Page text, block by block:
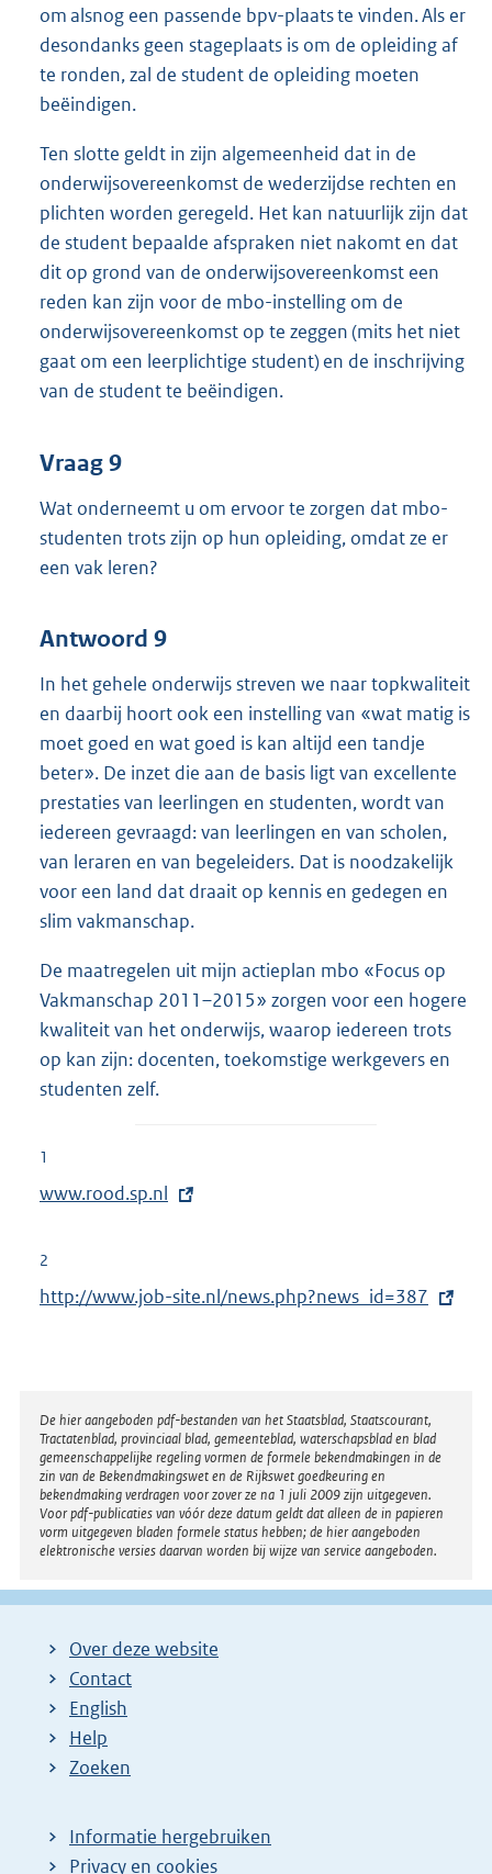
om alsnog een passende bpv-plaats te vinden. Als er
desondanks geen stageplaats is om de opleiding af
te ronden, zal de student de opleiding moeten
beëindigen.
Ten slotte geldt in zijn algemeenheid dat in de
onderwijsovereenkomst de wederzijdse rechten en
plichten worden geregeld. Het kan natuurlijk zijn dat
de student bepaalde afspraken niet nakomt en dat
dit op grond van de onderwijsovereenkomst een
reden kan zijn voor de mbo-instelling om de
onderwijsovereenkomst op te zeggen (mits het niet
gaat om een leerplichtige student) en de inschrijving
van de student te beëindigen.
Vraag 9
Wat onderneemt u om ervoor te zorgen dat mbo-
studenten trots zijn op hun opleiding, omdat ze er
een vak leren?
Antwoord 9
In het gehele onderwijs streven we naar topkwaliteit
en daarbij hoort ook een instelling van «wat matig is
moet goed en wat goed is kan altijd een tandje
beter». De inzet die aan de basis ligt van excellente
prestaties van leerlingen en studenten, wordt van
iedereen gevraagd: van leerlingen en van scholen,
van leraren en van begeleiders. Dat is noodzakelijk
voor een land dat draait op kennis en gedegen en
slim vakmanschap.
De maatregelen uit mijn actieplan mbo «Focus op
Vakmanschap 2011–2015» zorgen voor een hogere
kwaliteit van het onderwijs, waarop iedereen trots
op kan zijn: docenten, toekomstige werkgevers en
studenten zelf.
1
E
t
r
i
n
k
:
www.rood.sp.nl
2
E
r
n
e
l
i
n
k
http://www.job-site.nl/news.php?news_id=387
Disclaimer
De hier aangeboden pdf-bestanden van het Staatsblad, Staatscourant,
Tractatenblad, provinciaal blad, gemeenteblad, waterschapsblad en blad
gemeenschappelijke regeling vormen de formele bekendmakingen in de
zin van de Bekendmakingswet en de Rijkswet goedkeuring en
bekendmaking verdragen voor zover ze na 1 juli 2009 zijn uitgegeven.
Voor pdf-publicaties van vóór deze datum geldt dat alleen de in papieren
vorm uitgegeven bladen formele status hebben; de hier aangeboden
elektronische versies daarvan worden bij wijze van service aangeboden.
Over deze website
Contact
English
Help
Zoeken
Informatie hergebruiken
Privacy en cookies